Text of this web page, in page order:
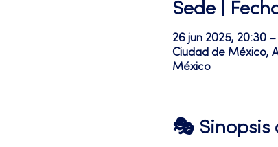
Sede |
26 jun 2025, 20:30
Ciudad de México,
México
🎭 Sinopsis